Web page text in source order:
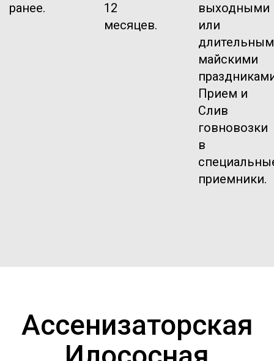
ранее.
12
месяцев.
выходными
или
майскими
Прием и
Слив
говновозки
в
приемники.
Ассенизаторская